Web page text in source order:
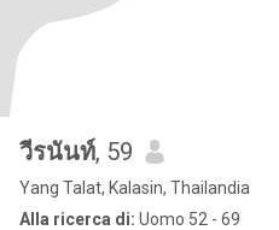
วีรนันท์, 59
Yang Talat, Kalasin, Thailandia
Alla ricerca di: Uomo 52 - 69